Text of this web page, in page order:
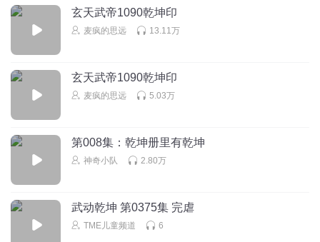
玄天武帝1090乾坤印
麦疯的思远 13.11万
玄天武帝1090乾坤印
麦疯的思远 5.03万
第008集：乾坤册里有乾坤
神奇小队 2.80万
武动乾坤 第0375集 完虐
TME儿童频道 6